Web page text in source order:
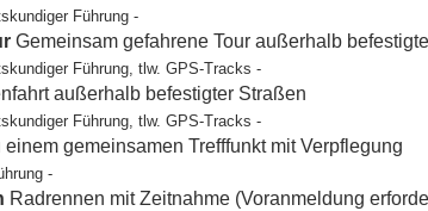
Führung -
Gemeinsam gefahrene Tour außerhalb
Führung, tlw. GPS-Tracks -
außerhalb befestigter Straßen
Führung, tlw. GPS-Tracks -
einem gemeinsamen Trefffunkt mit Verpflegung
-
Radrennen mit Zeitnahme (Voranmeldung